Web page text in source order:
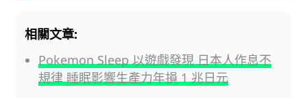
相關文章:
Pokemon Sleep 以遊戲發現 日本人作息不
規律 睡眠影響生產力年損 1 兆日元